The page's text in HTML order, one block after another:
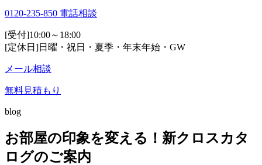
0120-235-850 電話相談
[受付]10:00～18:00
[定休日]日曜・祝日・夏季・年末年始・GW
メール相談
無料見積もり
blog
お部屋の印象を変える！新クロスカタ
ログのご案内